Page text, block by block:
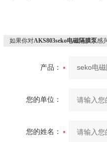
如果你对AKS803seko电磁隔膜泵感
产品：
您的单位：
您的姓名：